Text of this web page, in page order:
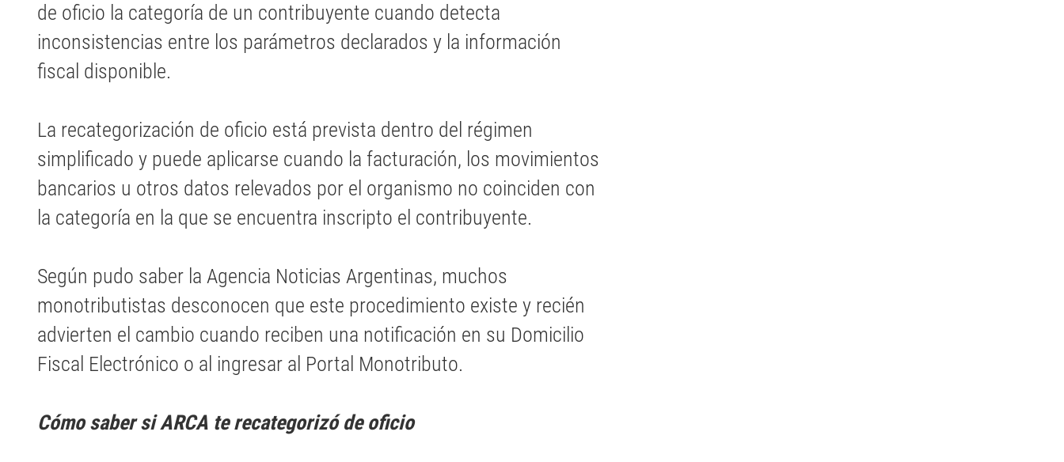
de oficio la categoría de un contribuyente cuando detecta
inconsistencias entre los parámetros declarados y la información
fiscal disponible.
La recategorización de oficio está prevista dentro del régimen
simplificado y puede aplicarse cuando la facturación, los movimientos
bancarios u otros datos relevados por el organismo no coinciden con
la categoría en la que se encuentra inscripto el contribuyente.
Según pudo saber la Agencia Noticias Argentinas, muchos
monotributistas desconocen que este procedimiento existe y recién
advierten el cambio cuando reciben una notificación en su Domicilio
Fiscal Electrónico o al ingresar al Portal Monotributo.
Cómo saber si ARCA te recategorizó de oficio